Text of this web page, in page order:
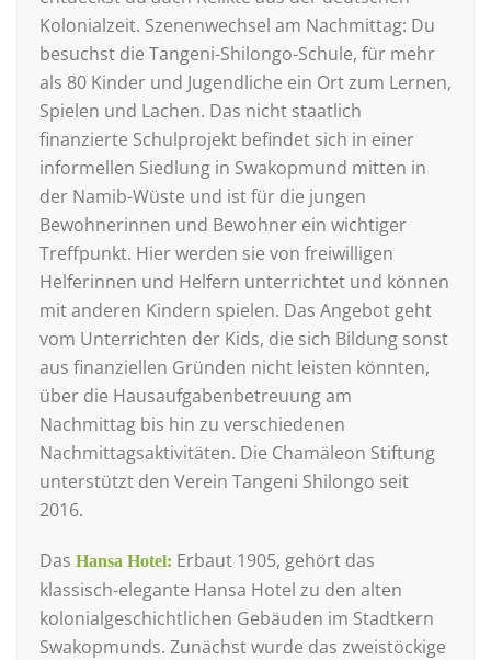
Kolonialzeit. Szenenwechsel am Nachmittag: Du
besuchst die Tangeni-Shilongo-Schule, für mehr
als 80 Kinder und Jugendliche ein Ort zum Lernen,
Spielen und Lachen. Das nicht staatlich
finanzierte Schulprojekt befindet sich in einer
informellen Siedlung in Swakopmund mitten in
der Namib-Wüste und ist für die jungen
Bewohnerinnen und Bewohner ein wichtiger
Treffpunkt. Hier werden sie von freiwilligen
Helferinnen und Helfern unterrichtet und können
mit anderen Kindern spielen. Das Angebot geht
vom Unterrichten der Kids, die sich Bildung sonst
aus finanziellen Gründen nicht leisten könnten,
über die Hausaufgabenbetreuung am
Nachmittag bis hin zu verschiedenen
Nachmittagsaktivitäten. Die Chamäleon Stiftung
unterstützt den Verein Tangeni Shilongo seit
2016.
Das Hansa Hotel: Erbaut 1905, gehört das
klassisch-elegante Hansa Hotel zu den alten
kolonialgeschichtlichen Gebäuden im Stadtkern
Swakopmunds. Zunächst wurde das zweistöckige